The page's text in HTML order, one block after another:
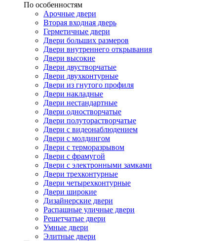
По особенностям
Арочные двери
Вторая входная дверь
Герметичные двери
Двери больших размеров
Двери внутреннего открывания
Двери высокие
Двери двустворчатые
Двери двухконтурные
Двери из гнутого профиля
Двери накладные
Двери нестандартные
Двери одностворчатые
Двери полуторастворчатые
Двери с видеонаблюдением
Двери с молдингом
Двери с терморазрывом
Двери с фрамугой
Двери с электронными замками
Двери трехконтурные
Двери четырехконтурные
Двери широкие
Дизайнерские двери
Распашные уличные двери
Решетчатые двери
Умные двери
Элитные двери